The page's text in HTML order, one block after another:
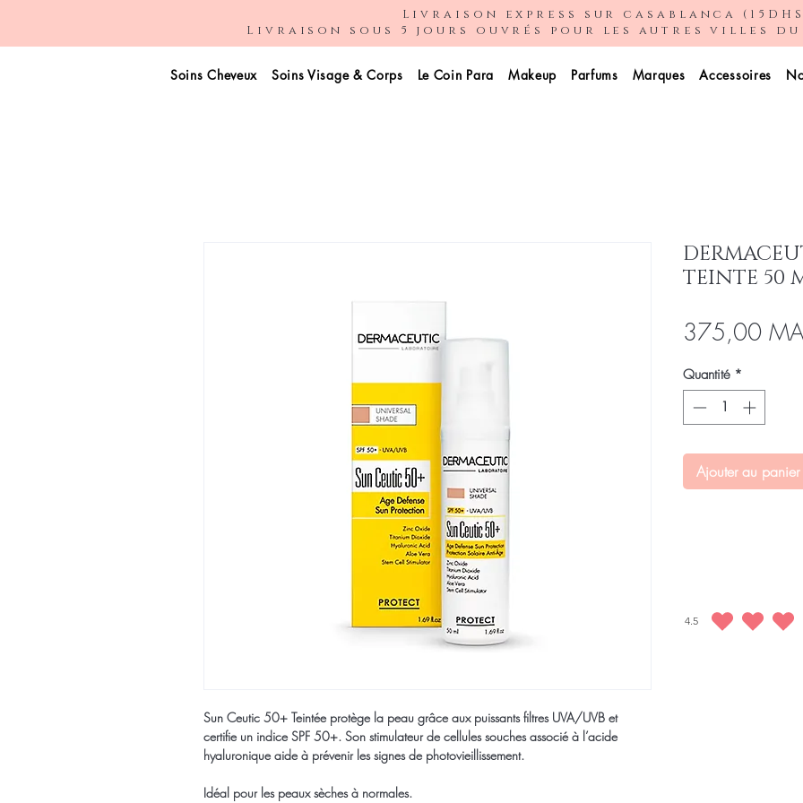
Livraison express sur casablanca
Livraison sous 5 jours ouvrés pour les autres villes du
Soins Cheveux Soins Visage & Corps Le Coin Para Makeup Parfums Marques Accessoires
Sun Ceutic 50+ Teintée protège la peau grâce aux puissants filtres UVA/UVB et
certifie un indice SPF 50+. Son stimulateur de cellules souches associé à l’acide
hyaluronique aide à prévenir les signes de photovieillissement.
Idéal pour les peaux sèches à normales.
TEINTE 50
375,00
Quantité *
Ajouter au panier
4.5
la note moyenne est 4.5